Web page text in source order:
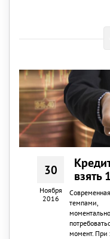
30
Ноября
2016
взять
темпами,
момент. При